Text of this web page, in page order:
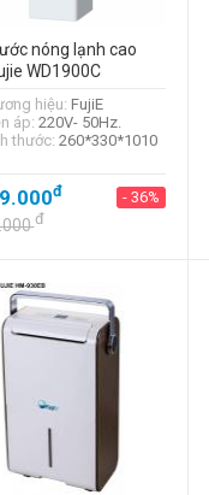
nóng lạnh cao
WD1900C
hiệu: FujiE
áp: 220V- 50Hz.
thước: 260*330*1010
đ - 36%
đ